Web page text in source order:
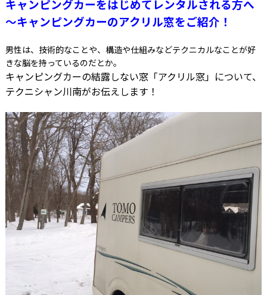
キャンピングカーをはじめてレンタルされる方へ
～キャンピングカーのアクリル窓をご紹介！
男性は、技術的なことや、構造や仕組みなどテクニカルなことが好
きな脳を持っているのだとか。
キャンピングカーの結露しない窓「アクリル窓」について、
テクニシャン川南がお伝えします！